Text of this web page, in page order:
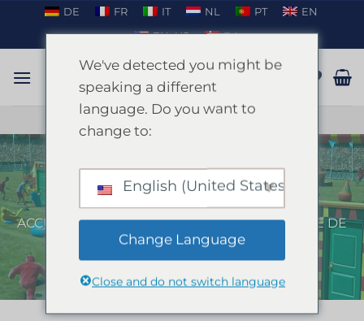
contenu
DE FR IT NL PT
EN
EN_US
DA
PARLER SUR WHATSAPP
Humour Amarillo Valence
ACCUEIL / VALENCE / ENTERREMENT DE VIE DE
JEUNE FILLE À VALENCE
We've detected you might be
speaking a different
language. Do you want to
change to:
English (United States)
Change Language
Close and do not switch language